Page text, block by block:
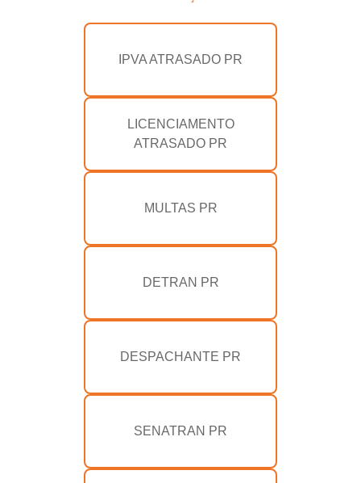
IPVA ATRASADO PR
LICENCIAMENTO
ATRASADO PR
MULTAS PR
DETRAN PR
DESPACHANTE PR
SENATRAN PR